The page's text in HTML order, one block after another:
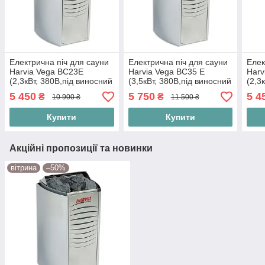
Електрична піч для сауни
Harvia Vega BC23Е
(2,3кВт, 380В,під виносний
пульт- не постачається у
комплекті)
5 450 ₴ 10 900 ₴
Купити
Електрична піч для сауни
Harvia Vega BC35 E
(3,5кВт, 380В,під виносний
пульт, не постачається у
комплекті)
5 750₴ 11 500 ₴
Купити
5
Акційні пропозиції та новинки
вітрина –50%